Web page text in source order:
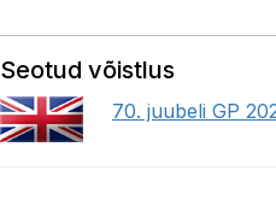
Seotud võistlus
70. juubeli GP